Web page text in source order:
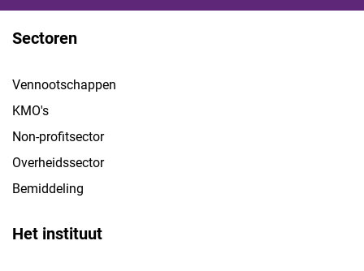
Sectoren
Vennootschappen
KMO's
Non-profitsector
Overheidssector
Bemiddeling
Het instituut